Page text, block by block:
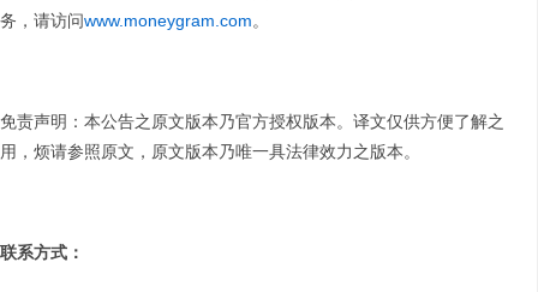
务，请访问www.moneygram.com。
免责声明：本公告之原文版本乃官方授权版本。译文仅供方便了解之
用，烦请参照原文，原文版本乃唯一具法律效力之版本。
联系方式：